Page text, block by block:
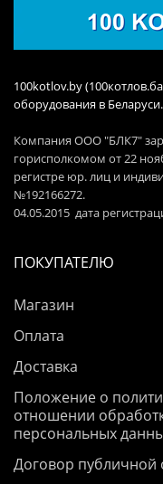
100kotlov.by
оборудования в Беларуси.
Компания ООО "БЛК7"
горисполкомом от 22
регистре юр. лиц и
№192166272.
04.05.2015 дата
ПОКУПАТЕЛЮ
Магазин
Оплата
Доставка
Положение о
отношении
персональных
Договор публичной